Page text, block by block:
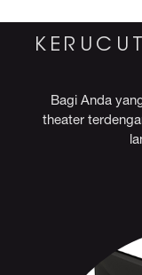
Bagi Anda
theater